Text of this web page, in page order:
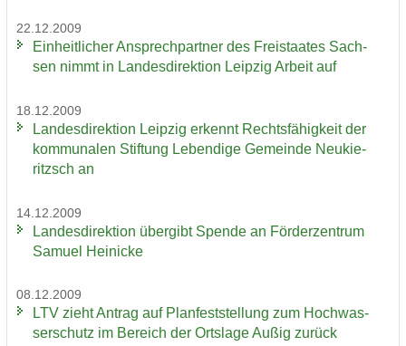
22.12.2009
Ein­heit­li­cher An­sprech­part­ner des Frei­staa­tes Sach­
sen nimmt in Lan­des­di­rek­ti­on Leip­zig Ar­beit auf
18.12.2009
Lan­des­di­rek­ti­on Leip­zig er­kennt Rechts­fä­hig­keit der
kom­mu­na­len Stif­tung Le­ben­di­ge Ge­mein­de Neu­kie­
ritzsch an
14.12.2009
Lan­des­di­rek­ti­on über­gibt Spen­de an För­der­zen­trum
Sa­mu­el Hei­ni­cke
08.12.2009
LTV zieht An­trag auf Plan­fest­stel­lung zum Hoch­was­
ser­schutz im Be­reich der Orts­la­ge Außig zu­rück